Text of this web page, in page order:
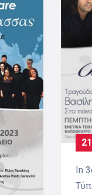
In